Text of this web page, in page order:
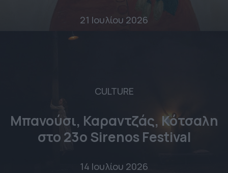
21 Ιουλίου 2026
CULTURE
Μπανούσι, Καραντζάς, Κότσαλη
στο 23o Sirenos Festival
14 Ιουλίου 2026